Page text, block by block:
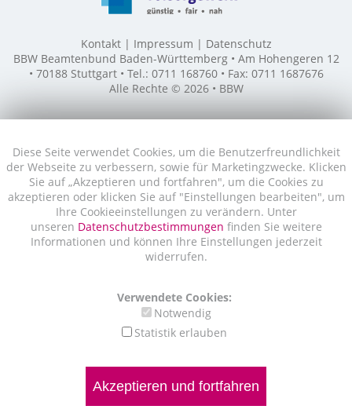
Diese Seite verwendet Cookies, um die Benutzerfreundlichkeit
der Webseite zu verbessern, sowie für Marketingzwecke. Klicken
Sie auf „Akzeptieren und fortfahren", um die Cookies zu
akzeptieren oder klicken Sie auf "Einstellungen bearbeiten", um
Ihre Cookieeinstellungen zu verändern. Unter
unseren Datenschutzbestimmungen finden Sie weitere
Informationen und können Ihre Einstellungen jederzeit
widerrufen.
Verwendete Cookies:
Notwendig
Statistik erlauben
Akzeptieren und fortfahren
Kontakt Impressum
Datenschutz
BBW Beamtenbund Baden-Württemberg • Am Hohengeren 12
• 70188 Stuttgart • Tel.: 0711 168760 • Fax: 0711 1687676
Alle Rechte © 2026 • BBW